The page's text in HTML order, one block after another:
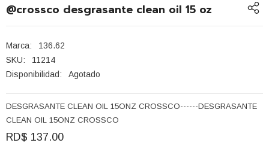
@crossco desgrasante clean oil 15 oz
Marca:
136.62
SKU:
11214
Disponibilidad:
Agotado
DESGRASANTE CLEAN OIL 15ONZ CROSSCO------DESGRASANTE
CLEAN OIL 15ONZ CROSSCO
RD$ 137.00